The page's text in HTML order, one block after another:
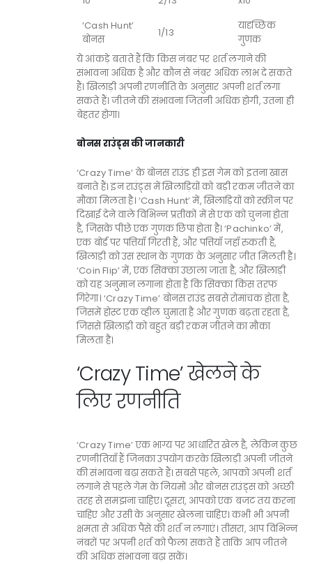
‘Cash Hunt’
बोनस
1/13
यादृच्छिक
गुणक
ये आंकड़े बताते हैं कि किस नंबर पर शर्त लगाने की
संभावना अधिक है और कौन से नंबर अधिक लाभ दे सकते
हैं। खिलाड़ी अपनी रणनीति के अनुसार अपनी शर्त लगा
सकते हैं। जीतने की संभावना जितनी अधिक होगी, उतना ही
बेहतर होगा।
बोनस राउंड्स की जानकारी
‘Crazy Time’ के बोनस राउंड ही इस गेम को इतना खास
बनाते हैं। इन राउंड्स में खिलाड़ियों को बड़ी रकम जीतने का
मौका मिलता है। ‘Cash Hunt’ में, खिलाड़ियों को स्क्रीन पर
दिखाई देने वाले विभिन्न प्रतीकों में से एक को चुनना होता
है, जिसके पीछे एक गुणक छिपा होता है। ‘Pachinko’ में,
एक बोर्ड पर पत्तियाँ गिरती हैं, और पत्तियाँ जहाँ रुकती हैं,
खिलाड़ी को उस स्थान के गुणक के अनुसार जीत मिलती है।
‘Coin Flip’ में, एक सिक्का उछाला जाता है, और खिलाड़ी
को यह अनुमान लगाना होता है कि सिक्का किस तरफ
गिरेगा। ‘Crazy Time’ बोनस राउंड सबसे रोमांचक होता है,
जिसमें होस्ट एक व्हील घुमाता है और गुणक बढ़ता रहता है,
जिससे खिलाड़ी को बहुत बड़ी रकम जीतने का मौका
मिलता है।
‘Crazy Time’ खेलने के
लिए रणनीति
‘Crazy Time’ एक भाग्य पर आधारित खेल है, लेकिन कुछ
रणनीतियाँ हैं जिनका उपयोग करके खिलाड़ी अपनी जीतने
की संभावना बढ़ा सकते हैं। सबसे पहले, आपको अपनी शर्त
लगाने से पहले गेम के नियमों और बोनस राउंड्स को अच्छी
तरह से समझना चाहिए। दूसरा, आपको एक बजट तय करना
चाहिए और उसी के अनुसार खेलना चाहिए। कभी भी अपनी
क्षमता से अधिक पैसे की शर्त न लगाएं। तीसरा, आप विभिन्न
नंबरों पर अपनी शर्त को फैला सकते हैं ताकि आप जीतने
की अधिक संभावना बढ़ा सकें।